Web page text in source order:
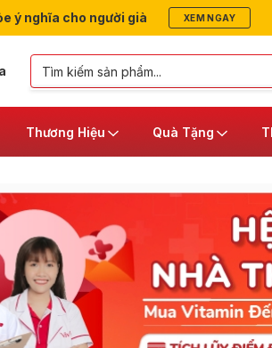
ý nghĩa cho người già XEM NGAY
Thương Hiệu Quà Tặng